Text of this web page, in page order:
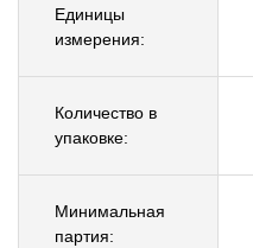
Единицы
измерения:
Количество в
упаковке:
Минимальная
партия: